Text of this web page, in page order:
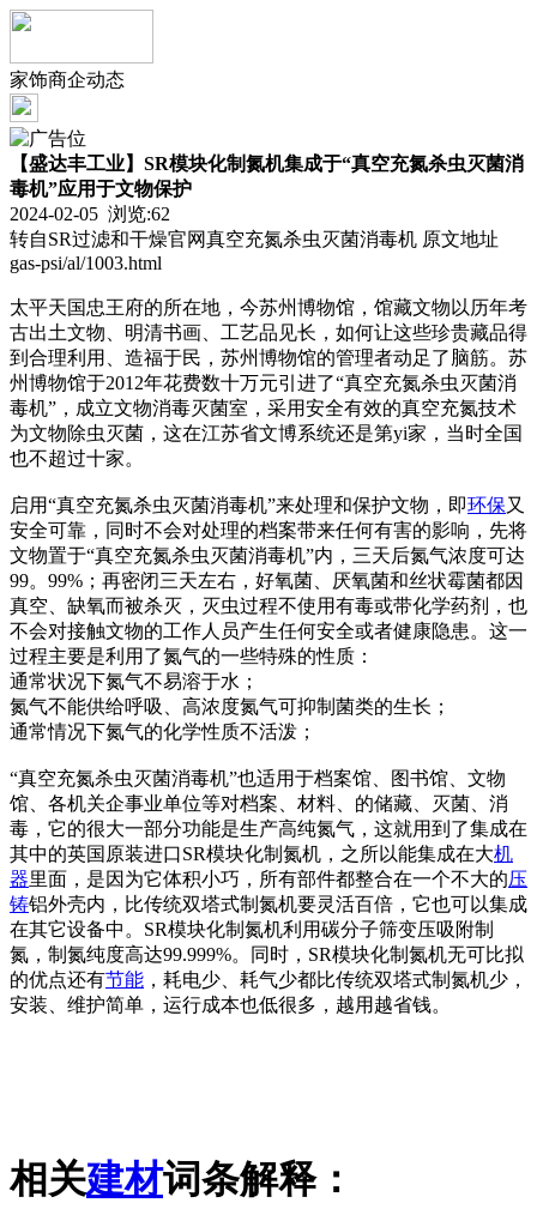
家饰商企动态
【盛达丰工业】SR模块化制氮机集成于“真空充氮杀虫灭菌消
毒机”应用于文物保护
2024-02-05 浏览:62
转自SR过滤和干燥官网真空充氮杀虫灭菌消毒机 原文地址
gas-psi/al/1003.html
太平天国忠王府的所在地，今苏州博物馆，馆藏文物以历年考
古出土文物、明清书画、工艺品见长，如何让这些珍贵藏品得
到合理利用、造福于民，苏州博物馆的管理者动足了脑筋。苏
州博物馆于2012年花费数十万元引进了“真空充氮杀虫灭菌消
毒机”，成立文物消毒灭菌室，采用安全有效的真空充氮技术
为文物除虫灭菌，这在江苏省文博系统还是第yi家，当时全国
也不超过十家。
启用“真空充氮杀虫灭菌消毒机”来处理和保护文物，即环保又
安全可靠，同时不会对处理的档案带来任何有害的影响，先将
文物置于“真空充氮杀虫灭菌消毒机”内，三天后氮气浓度可达
99。99%；再密闭三天左右，好氧菌、厌氧菌和丝状霉菌都因
真空、缺氧而被杀灭，灭虫过程不使用有毒或带化学药剂，也
不会对接触文物的工作人员产生任何安全或者健康隐患。这一
过程主要是利用了氮气的一些特殊的性质：
通常状况下氮气不易溶于水；
氮气不能供给呼吸、高浓度氮气可抑制菌类的生长；
通常情况下氮气的化学性质不活泼；
“真空充氮杀虫灭菌消毒机”也适用于档案馆、图书馆、文物
馆、各机关企事业单位等对档案、材料、的储藏、灭菌、消
毒，它的很大一部分功能是生产高纯氮气，这就用到了集成在
其中的英国原装进口SR模块化制氮机，之所以能集成在大机
器里面，是因为它体积小巧，所有部件都整合在一个不大的压
铸铝外壳内，比传统双塔式制氮机要灵活百倍，它也可以集成
在其它设备中。SR模块化制氮机利用碳分子筛变压吸附制
氮，制氮纯度高达99.999%。同时，SR模块化制氮机无可比拟
的优点还有节能 ，耗电少、耗气少都比传统双塔式制氮机少，
安装、维护简单，运行成本也低很多，越用越省钱。
相关建材词条解释：